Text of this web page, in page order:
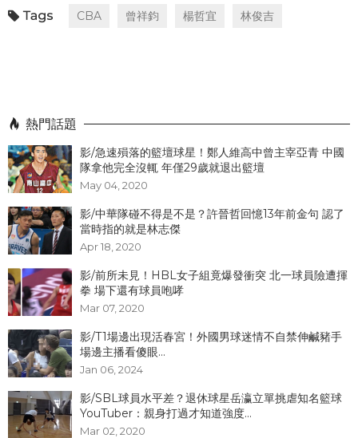
CBA 曾祥鈞 楊哲宜 林俊吉
熱門話題
影/急速殞落的籃壇球星！鄭人維高中曾主宰亞青 中國
隊拿他完全沒輒 年僅29歲就退出籃壇
May 04, 2020
影/中華隊碰不得是不是？許晉哲回憶13年前金句 認了
當時指的就是林志傑
Apr 18, 2020
影/前所未見！HBL女子組竟爆發衝突 北一球員險遭揮
拳 場下還有球員咆哮
Mar 07, 2020
影/T1場邊出現活春宮！外國男球迷情不自禁伸鹹豬手
場邊主播看傻眼...
Jan 06, 2024
影/SBL球員水平差？退休球星岳瀛立單挑虐知名籃球
YouTuber：親身打過才知道強度...
Mar 02, 2020